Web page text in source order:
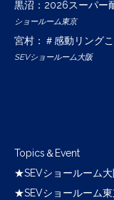
黒沼：2026スーパー
ショールーム東京
宮村：＃感動リング
SEVショールーム大阪
Topics＆Event
★SEVショールーム
★SEVショールーム